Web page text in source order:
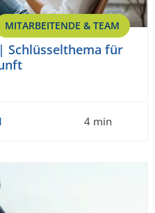
MITARBEITENDE & TEAM
Schlüsselthema für
4 min